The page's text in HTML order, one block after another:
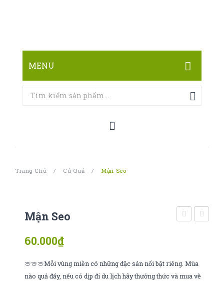
MENU
TRANG CHỦ
Trang Chủ / Củ Quả / Mận Seo
350g
Mận Seo
60.000₫
🍈🍈🍈Mỗi vùng miền có những đặc sản nổi bật riêng. Mùa
nào quả đấy, nếu có dịp đi du lịch hãy thưởng thức và mua về